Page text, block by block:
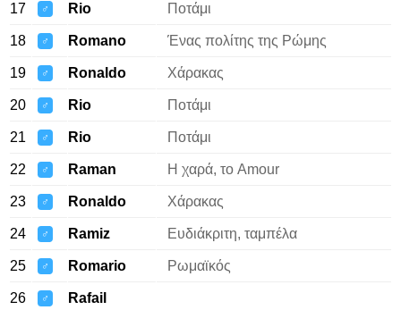
17 ♂ Rio Ποτάμι
18 ♂ Romano Ένας πολίτης της Ρώμης
19 ♂ Ronaldo Χάρακας
20 ♂ Rio Ποτάμι
21 ♂ Rio Ποτάμι
22 ♂ Raman Η χαρά, το Amour
23 ♂ Ronaldo Χάρακας
24 ♂ Ramiz Ευδιάκριτη, ταμπέλα
25 ♂ Romario Ρωμαϊκός
26 ♂ Rafail